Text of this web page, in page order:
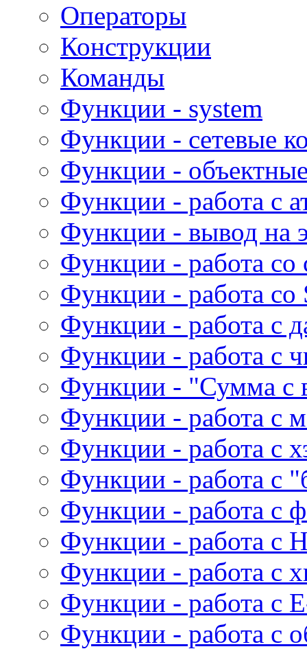
Операторы
Конструкции
Команды
Функции - system
Функции - сетевые
Функции -
Функции - работа с
Функции - вывод на
Функции - работа со
Функции - работа
Функции - работа с
Функции - работа с
Функции - "Сумма с
Функции - работа с
Функции - работа с
Функции - работа с
Функции - работа с
Функции - работа с
Функции - работа с
Функции - работа с
Функции - работа с